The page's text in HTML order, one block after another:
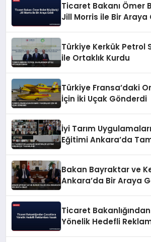
Ticaret Bakanı Ömer
Jill Morris ile Bir Araya
Türkiye Kerkük Petrol
ile Ortaklık Kurdu
Türkiye Fransa’daki
İçin İki Uçak Gönderdi
İyi Tarım
Eğitimi Ankara’da
Bakan Bayraktar ve
Ankara’da Bir Araya
Ticaret
Yönelik Hedefli